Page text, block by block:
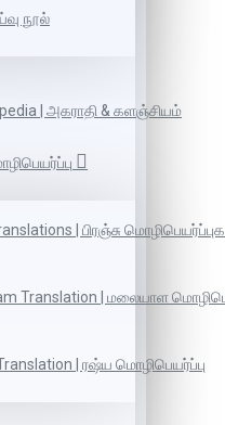
நூல்
| அகராதி & களஞ்சியம்
| பிரஞ்சு
Translation | மலையாள
| ரஷ்ய மொழிபெயர்ப்பு